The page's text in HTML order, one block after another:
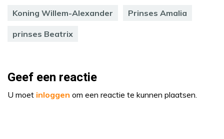
Koning Willem-Alexander Prinses Amalia
prinses Beatrix
Geef een reactie
U moet inloggen om een reactie te kunnen plaatsen.